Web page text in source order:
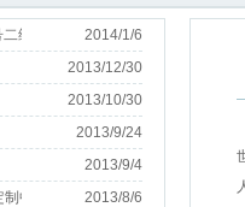
维码
2014/1/6
2013/12/30
2013/10/30
2013/9/24
2013/9/4
中50本起印广告
2013/8/6